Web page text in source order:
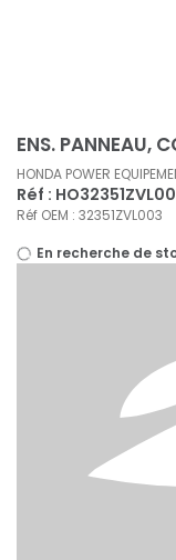
ENS. PANNEAU,
HONDA POWER
Réf :
Réf OEM : 32351ZVL003
En recherche de